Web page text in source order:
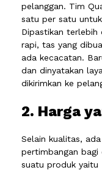
pelanggan. Tim
satu per satu
Dipastikan terlebih
rapi, tas yang
ada kecacatan.
dan dinyatakan
dikirimkan ke
2. Harga
Selain kualitas,
pertimbangan
suatu produk yaitu